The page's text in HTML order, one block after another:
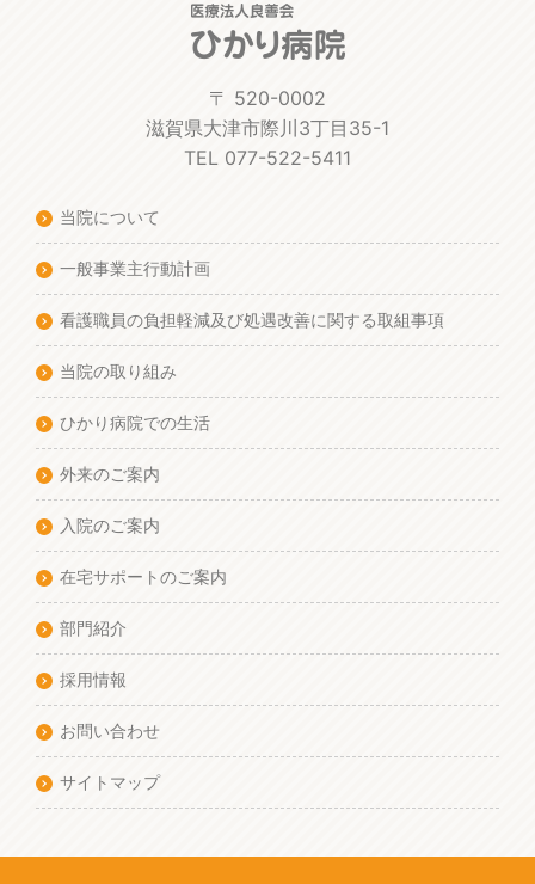
〒 520-0002
滋賀県大津市際川3丁目35-1
TEL 077-522-5411
当院について
一般事業主行動計画
看護職員の負担軽減及び処遇改善に関する取組事項
当院の取り組み
ひかり病院での生活
外来のご案内
入院のご案内
在宅サポートのご案内
部門紹介
採用情報
お問い合わせ
サイトマップ